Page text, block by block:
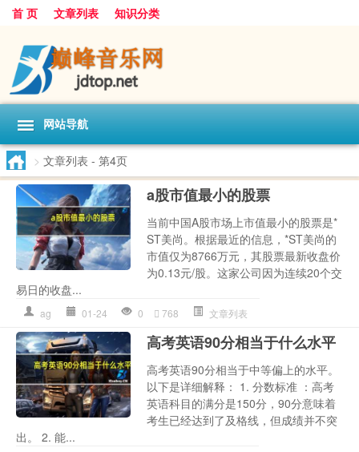
首 页 文章列表 知识分类
网站导航
> 文章列表 - 第4页
a股市值最小的股票
当前中国A股市场上市值最小的股票是*
ST美尚。根据最近的信息，*ST美尚的
市值仅为8766万元，其股票最新收盘价
为0.13元/股。这家公司因为连续20个交
易日的收盘...
ag 01-24 0 768 文章列表
高考英语90分相当于什么水平
高考英语90分相当于中等偏上的水平。
以下是详细解释： 1. 分数标准 ：高考
英语科目的满分是150分，90分意味着
考生已经达到了及格线，但成绩并不突
出。 2. 能...